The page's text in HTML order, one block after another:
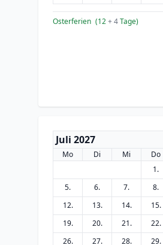
Osterferien (12+ 4Tage)
Juli 2027
Mo Di Mi Do
1.
5.
6. 7. 8.
12.
13. 14. 15.
19.
20. 21. 22.
26.
27. 28. 29.